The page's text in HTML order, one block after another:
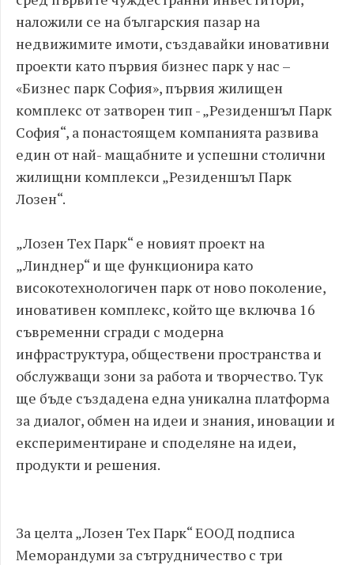
наложили се на българския пазар на
недвижимите имоти, създавайки иновативни
проекти като първия бизнес парк у нас –
«Бизнес парк София», първия жилищен
комплекс от затворен тип - „Резиденшъл Парк
София“, а понастоящем компанията развива
един от най- мащабните и успешни столични
жилищни комплекси „Резиденшъл Парк
Лозен“.
„Лозен Тех Парк“ е новият проект на
„Линднер“ и ще функционира като
високотехнологичен парк от ново поколение,
иновативен комплекс, който ще включва 16
съвременни сгради с модерна
инфраструктура, обществени пространства и
обслужващи зони за работа и творчество. Тук
ще бъде създадена една уникална платформа
за диалог, обмен на идеи и знания, иновации и
експериментиране и споделяне на идеи,
продукти и решения.
За целта „Лозен Тех Парк“ EOOД подписа
Меморандуми за сътрудничество с три